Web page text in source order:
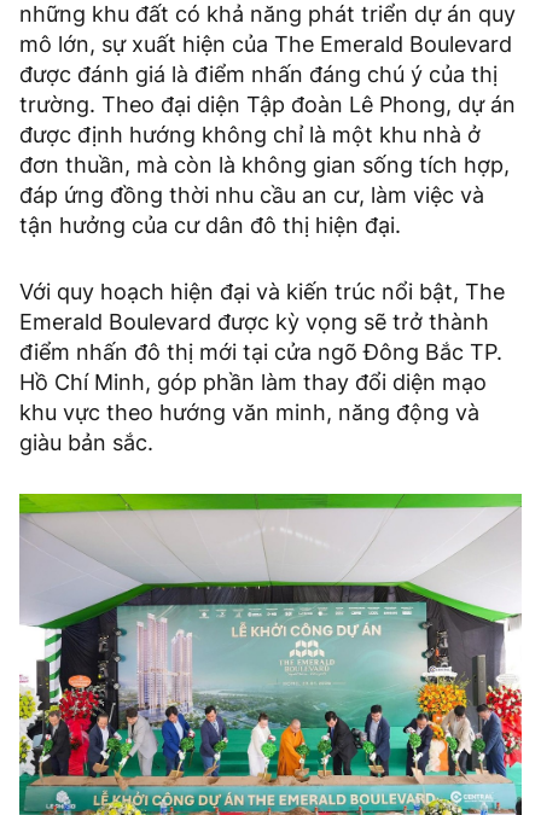
những khu đất có khả năng phát triển dự án quy
mô lớn, sự xuất hiện của The Emerald Boulevard
được đánh giá là điểm nhấn đáng chú ý của thị
trường. Theo đại diện Tập đoàn Lê Phong, dự án
được định hướng không chỉ là một khu nhà ở
đơn thuần, mà còn là không gian sống tích hợp,
đáp ứng đồng thời nhu cầu an cư, làm việc và
tận hưởng của cư dân đô thị hiện đại.
Với quy hoạch hiện đại và kiến trúc nổi bật, The
Emerald Boulevard được kỳ vọng sẽ trở thành
điểm nhấn đô thị mới tại cửa ngõ Đông Bắc TP.
Hồ Chí Minh, góp phần làm thay đổi diện mạo
khu vực theo hướng văn minh, năng động và
giàu bản sắc.